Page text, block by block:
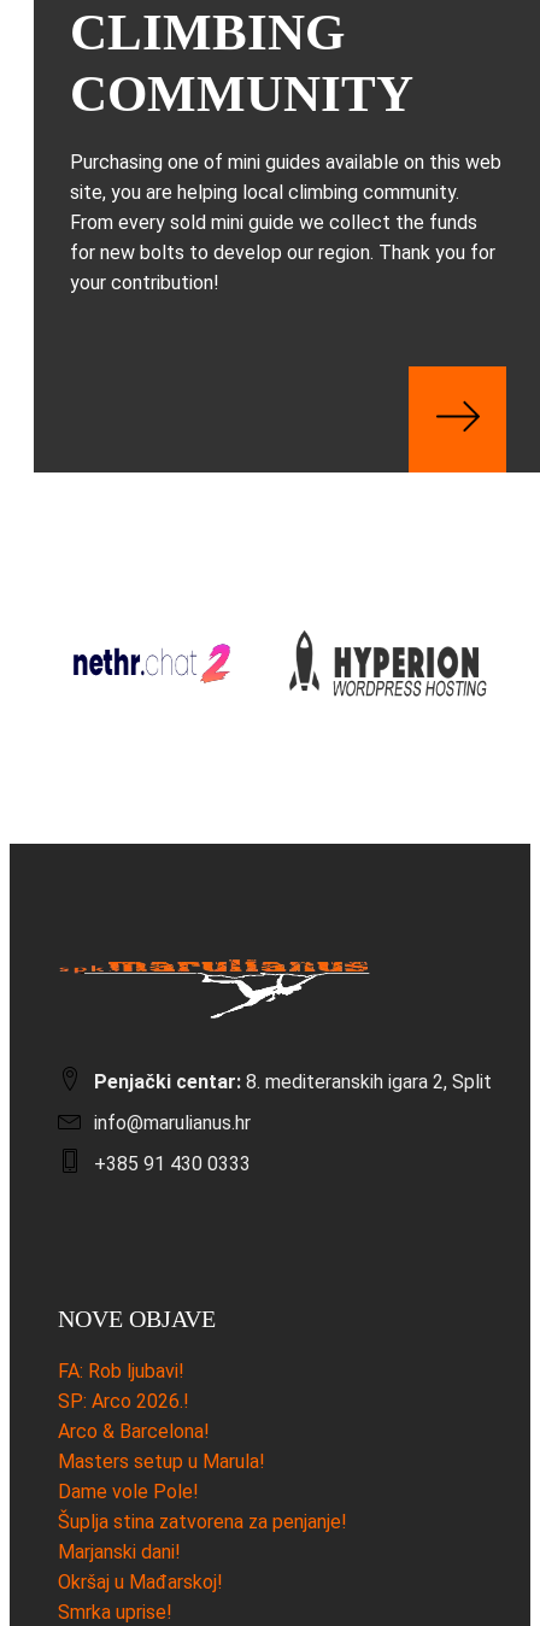
CLIMBING
COMMUNITY
Purchasing one of mini guides available on this web
site, you are helping local climbing community.
From every sold mini guide we collect the funds
for new bolts to develop our region. Thank you for
your contribution!
Penjački centar: 8. mediteranskih igara 2, Split
info@marulianus.hr
+385 91 430 0333
NOVE OBJAVE
FA: Rob ljubavi!
SP: Arco 2026.!
Arco & Barcelona!
Masters setup u Marula!
Dame vole Pole!
Šuplja stina zatvorena za penjanje!
Marjanski dani!
Okršaj u Mađarskoj!
Smrka uprise!